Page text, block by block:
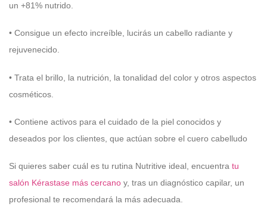
un +81% nutrido.
• Consigue un efecto increíble, lucirás un cabello radiante y
rejuvenecido.
• Trata el brillo, la nutrición, la tonalidad del color y otros aspectos
cosméticos.
• Contiene activos para el cuidado de la piel conocidos y
deseados por los clientes, que actúan sobre el cuero cabelludo
Si quieres saber cuál es tu rutina Nutritive ideal, encuentra tu
salón Kérastase más cercano y, tras un diagnóstico capilar, un
profesional te recomendará la más adecuada.